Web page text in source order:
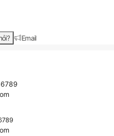
Ink Cartridge (C9351AA) với
Email